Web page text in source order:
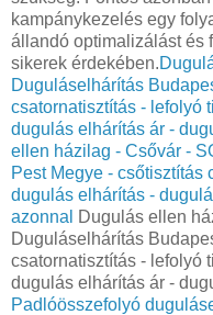
kampánykezelés egy
állandó optimalizálást és
sikerek érdekében.
Duguláselhárítás
csatornatisztítás - lefolyó
dugulás elhárítás ár -
ellen házilag - Csővár -
Pest Megye - csőtisztítás
dugulás elhárítás -
azonnal
Dugulás ellen
Duguláselhárítás
csatornatisztítás - lefolyó
dugulás elhárítás ár -
Padlóösszefolyó